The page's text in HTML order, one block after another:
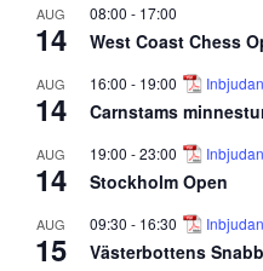
AUG
14
08:00 - 17:00
West Coast Chess
AUG
14
16:00 - 19:00 Inbjudan
Carnstams
AUG
14
19:00 -23:00 Inbjudan
Stockholm Open
AUG
15
09:30 - 16:30 Inbjudan
Västerbottens